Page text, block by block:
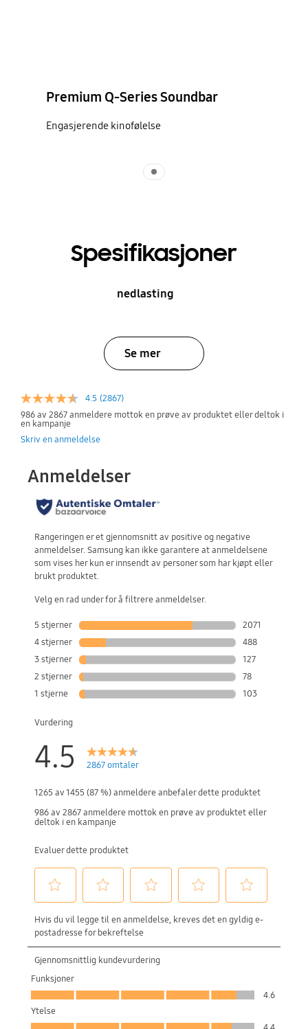
Premium Q-Series Soundbar
Engasjerende kinofølelse
Spesifikasjoner
nedlasting
Se mer
4.5 (2867)
986 av 2867 anmeldere mottok en prøve av produktet eller deltok i
en kampanje
Skriv en anmeldelse